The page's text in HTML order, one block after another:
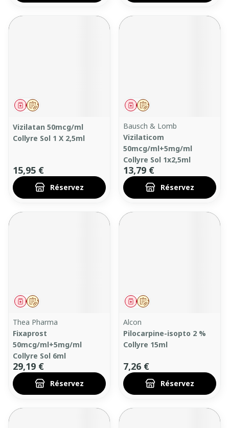
Sur prescription
Médicament
Vizilatan 50mcg/ml
Collyre Sol 1 X 2,5ml
15,95 €
Réservez
Sur prescription
Médicament
Bausch & Lomb
Vizilaticom
50mcg/ml+5mg/ml
Collyre Sol 1x2,5ml
13,79 €
Réservez
Sur prescription
Médicament
Thea Pharma
Fixaprost
50mcg/ml+5mg/ml
Collyre Sol 6ml
29,19 €
Réservez
Sur prescription
Médicament
Alcon
Pilocarpine-isopto 2 %
Collyre 15ml
7,26 €
Réservez